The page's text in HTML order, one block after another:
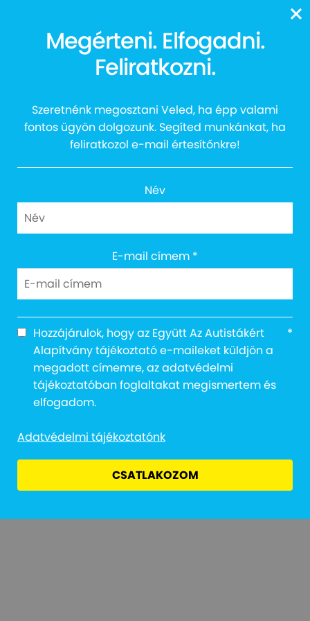
Adventi Süti Shop 2021
Cím: 1027 Budapest, Margit körút 12.
Email: info@egyuttazautistakert.hu
Adományvonalunk: 13616
Bankszámlaszám: 10300002-13790364-00034905
Adatvédelmi Tájékoztató Jogi Nyilatkozat
Megérteni. Elfogadni.
Feliratkozni.
Szeretnénk megosztani Veled, ha épp valami
fontos ügyön dolgozunk. Segíted munkánkat, ha
feliratkozol e-mail értesítőnkre!
Név
E-mail címem *
Hozzájárulok, hogy az Együtt Az Autistákért
Alapítvány tájékoztató e-maileket küldjön a
megadott címemre, az adatvédelmi
tájékoztatóban foglaltakat megismertem és
elfogadom.
*
Adatvédelmi tájékoztatónk
CSATLAKOZOM